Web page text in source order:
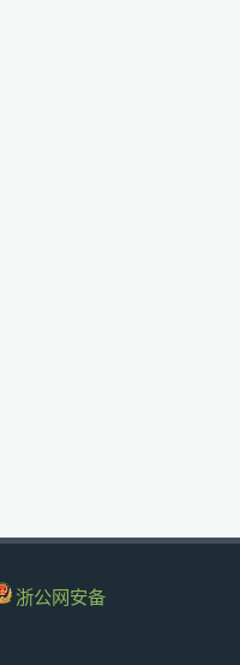
浙公网安备